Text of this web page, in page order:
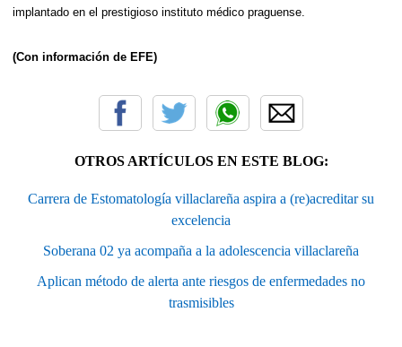
implantado en el prestigioso instituto médico praguense.
(Con información de EFE)
OTROS ARTÍCULOS EN ESTE BLOG:
Carrera de Estomatología villaclareña aspira a (re)acreditar su
excelencia
Soberana 02 ya acompaña a la adolescencia villaclareña
Aplican método de alerta ante riesgos de enfermedades no
trasmisibles